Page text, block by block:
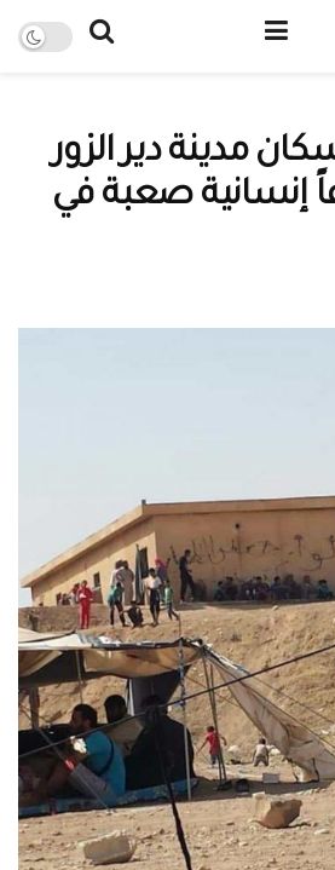
مدينة دير الزور
إنسانية صعبة في